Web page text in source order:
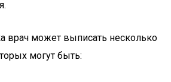
врач может выписать несколько
могут быть: